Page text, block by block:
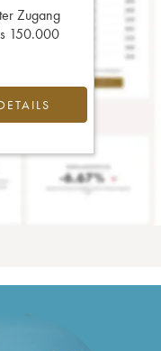
Zugang
150.000